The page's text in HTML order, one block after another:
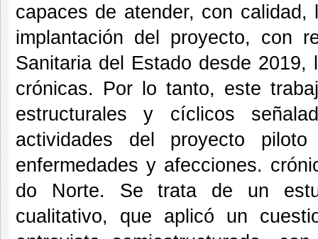
capaces de atender, con
implantación del proyecto, con
Sanitaria del Estado desde
crónicas. Por lo tanto, este
estructurales y cíclicos
actividades del proyecto
enfermedades y afecciones.
do Norte. Se trata de un
cualitativo, que aplicó un